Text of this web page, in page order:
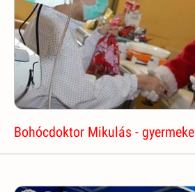
Bohócdoktor Mikulás -